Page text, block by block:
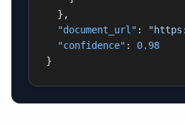
} ,
"document_url" :
"confidence" :
0.98
}